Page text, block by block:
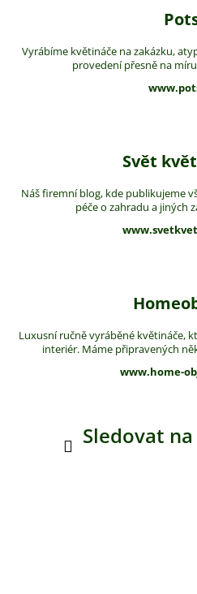
Vyrábíme květináče na zakázku,
provedení přesně na
Svět
Náš firemní blog, kde publikujeme
péče o zahradu a jiných
Luxusní ručně vyráběné květináče,
interiér. Máme připravených
www.home-
Sledovat